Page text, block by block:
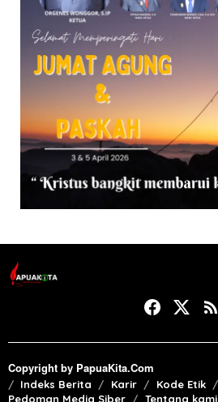
Copyright by PapuaKita.Com
Indeks Berita Karir
Kode Etik
Pedoman Media Siber
Tentang kami